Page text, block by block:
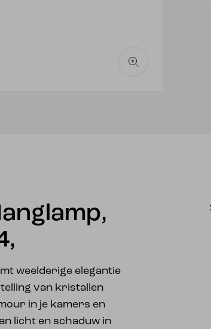
weelderige elegantie
van kristallen
in je kamers en
licht en schaduw in